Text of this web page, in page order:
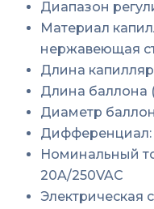
Диапазон
Материал
нержавеющая
Длина
Длина баллона
Диаметр
Дифференциал:
Номинальный
20A/250VAC
Электрическая